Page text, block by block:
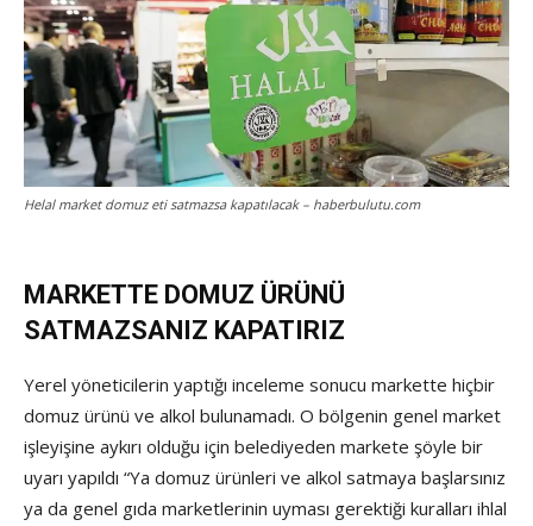
Helal market domuz eti satmazsa kapatılacak – haberbulutu.com
MARKETTE DOMUZ ÜRÜNÜ
SATMAZSANIZ KAPATIRIZ
Yerel yöneticilerin yaptığı inceleme sonucu markette hiçbir
domuz ürünü ve alkol bulunamadı. O bölgenin genel market
işleyişine aykırı olduğu için belediyeden markete şöyle bir
uyarı yapıldı “Ya domuz ürünleri ve alkol satmaya başlarsınız
ya da genel gıda marketlerinin uyması gerektiği kuralları ihlal